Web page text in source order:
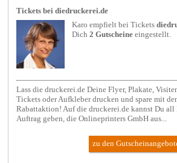
Tickets bei diedruckerei.de
Karo empfielt beiTickets
Dich2 Gutscheine eingestellt.
Lass die druckerei.de Deine Flyer, Plakate,
Tickets oder Aufkleber drucken und spare mit
Rabattaktion! Auf die druckerei.de kannst Du all
Auftrag geben, die Onlineprinters GmbH aus...
zu den